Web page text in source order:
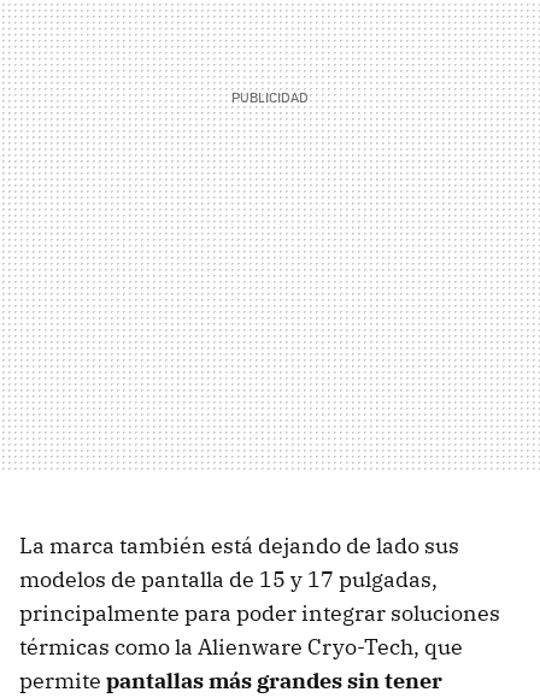
La marca también está dejando de lado sus
modelos de pantalla de 15 y 17 pulgadas,
principalmente para poder integrar soluciones
térmicas como la Alienware Cryo-Tech, que
permite pantallas más grandes sin tener